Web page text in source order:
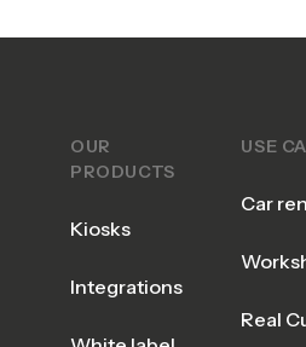
OUR
PRODUCTS
Kiosks
Integrations
USE
Car
Real